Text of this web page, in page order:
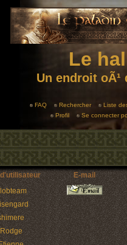
Le
Un endroit
FAQ Rechercher
Liste
Profil
Se connecter
E-mail
Rodge